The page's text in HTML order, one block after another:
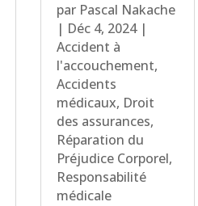
par Pascal Nakache
| Déc 4, 2024|
Accident à
l'accouchement,
Accidents
médicaux, Droit
des assurances,
Réparation du
Préjudice Corporel,
Responsabilité
médicale